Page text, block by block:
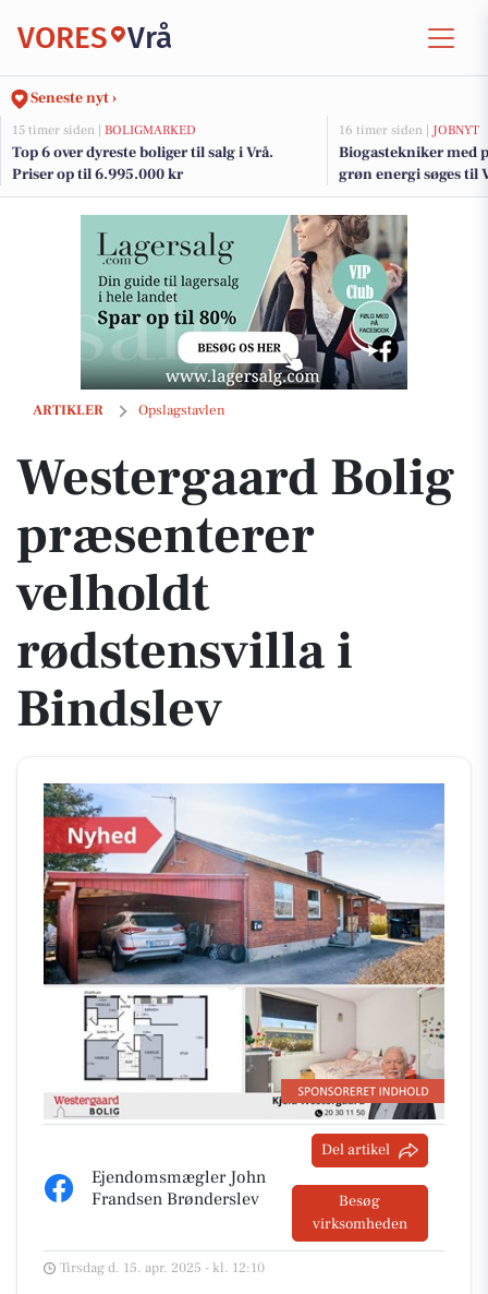
VORES Vrå
Seneste nyt ›
15 timer siden | BOLIGMARKED
Top 6 over dyreste boliger til salg i Vrå.
Priser op til 6.995.000 kr
16 timer siden | JOBNYT
Biogastekniker med
grøn energi søges til
ARTIKLER Opslagstavlen
Westergaard Bolig præsenterer velholdt rødstensvilla i Bindslev
Westergaard Bolig
præsenterer
velholdt
rødstensvilla i
Bindslev
Ejendomsmægler John
Frandsen Brønderslev
Del artikel
Besøg
virksomheden
Tirsdag d. 15. apr. 2025 - kl. 12:10